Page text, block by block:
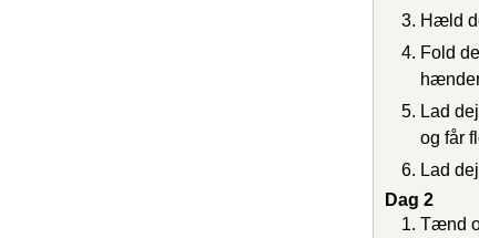
Hæld
Fold
Lad
og får
Lad
Dag 2
Tænd